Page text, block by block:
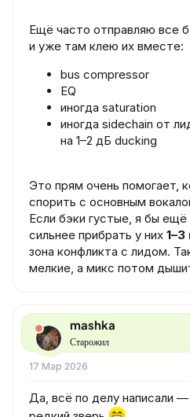
Ещё часто отправляю все
и уже там клею их вместе:
bus compressor
EQ
иногда saturation
иногда sidechain от
на 1–2 дБ ducking
Это прям очень помогает,
спорить с основным
Если бэки густые, я бы ещё
сильнее прибрать у них 1–3
зона конфликта с лидом.
мелкие, а микс потом
mashka
Старожил
17 Мар 2026
Да, всё по делу написали